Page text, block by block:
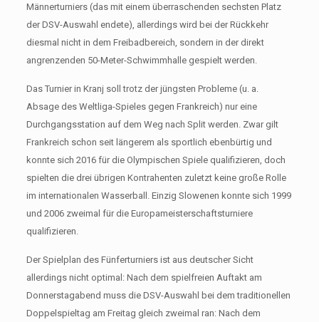
Männerturniers (das mit einem überraschenden sechsten Platz
der DSV-Auswahl endete), allerdings wird bei der Rückkehr
diesmal nicht in dem Freibadbereich, sondern in der direkt
angrenzenden 50-Meter-Schwimmhalle gespielt werden.
Das Turnier in Kranj soll trotz der jüngsten Probleme (u. a.
Absage des Weltliga-Spieles gegen Frankreich) nur eine
Durchgangsstation auf dem Weg nach Split werden. Zwar gilt
Frankreich schon seit längerem als sportlich ebenbürtig und
konnte sich 2016 für die Olympischen Spiele qualifizieren, doch
spielten die drei übrigen Kontrahenten zuletzt keine große Rolle
im internationalen Wasserball. Einzig Slowenen konnte sich 1999
und 2006 zweimal für die Europameisterschaftsturniere
qualifizieren.
Der Spielplan des Fünferturniers ist aus deutscher Sicht
allerdings nicht optimal: Nach dem spielfreien Auftakt am
Donnerstagabend muss die DSV-Auswahl bei dem traditionellen
Doppelspieltag am Freitag gleich zweimal ran: Nach dem